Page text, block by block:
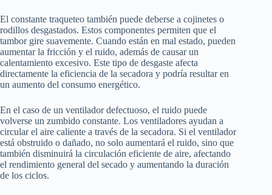
El constante traqueteo también puede deberse a cojinetes o
rodillos desgastados. Estos componentes permiten que el
tambor gire suavemente. Cuando están en mal estado, pueden
aumentar la fricción y el ruido, además de causar un
calentamiento excesivo. Este tipo de desgaste afecta
directamente la eficiencia de la secadora y podría resultar en
un aumento del consumo energético.
En el caso de un ventilador defectuoso, el ruido puede
volverse un zumbido constante. Los ventiladores ayudan a
circular el aire caliente a través de la secadora. Si el ventilador
está obstruido o dañado, no solo aumentará el ruido, sino que
también disminuirá la circulación eficiente de aire, afectando
el rendimiento general del secado y aumentando la duración
de los ciclos.